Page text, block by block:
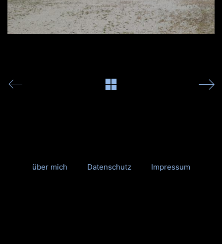
über mich Datenschutz Impressum